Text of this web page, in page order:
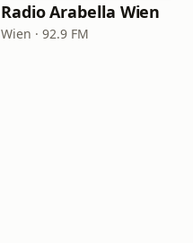
Radio Arabella Wien
Wien · 92.9 FM